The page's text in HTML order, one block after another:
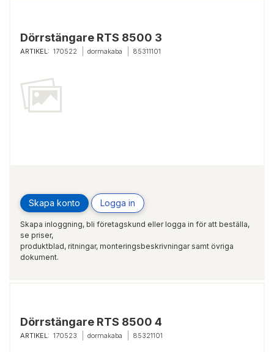
Dörrstängare RTS 8500 3
ARTIKEL: 170522 dormakaba 85311101
Skapa konto Logga in
Skapa inloggning, bli företagskund eller logga in för att beställa,
se priser,
produktblad, ritningar, monteringsbeskrivningar samt övriga
dokument.
Dörrstängare RTS 8500 4
ARTIKEL: 170523 dormakaba 85321101